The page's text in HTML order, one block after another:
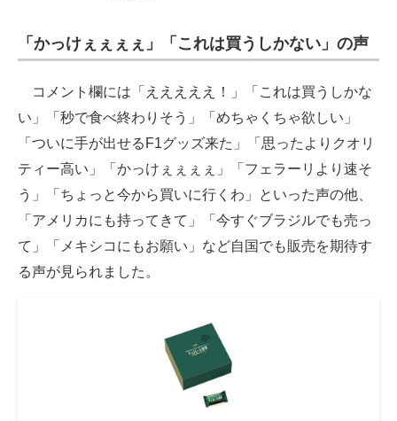
「かっけぇぇぇぇ」「これは買うしかない」の声
コメント欄には「えええええ！」「これは買うしかな
い」「秒で食べ終わりそう」「めちゃくちゃ欲しい」
「ついに手が出せるF1グッズ来た」「思ったよりクオリ
ティー高い」「かっけぇぇぇぇ」「フェラーリより速そ
う」「ちょっと今から買いに行くわ」といった声の他、
「アメリカにも持ってきて」「今すぐブラジルでも売っ
て」「メキシコにもお願い」など自国でも販売を期待す
る声が見られました。